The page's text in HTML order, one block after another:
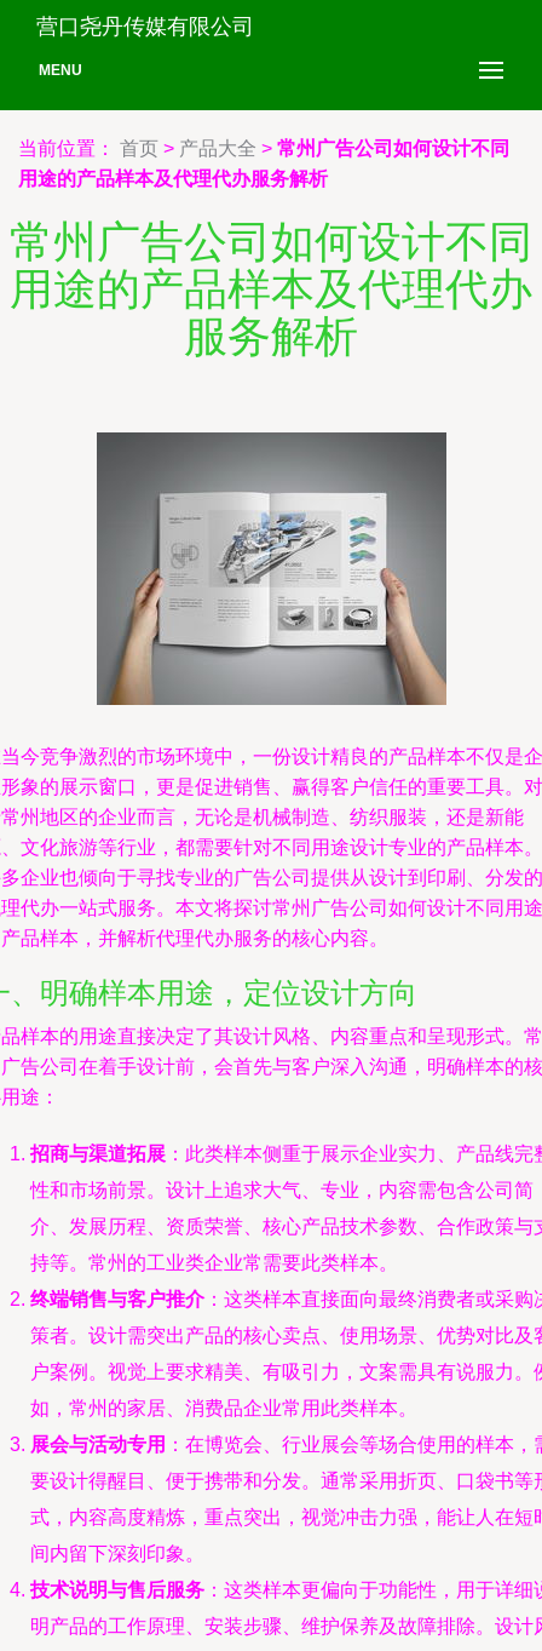
营口尧丹传媒有限公司
MENU
当前位置： 首页 > 产品大全 > 常州广告公司如何设计不同
用途的产品样本及代理代办服务解析
常州广告公司如何设计不同
用途的产品样本及代理代办
服务解析
今竞争激烈的市场环境中，一份设计精良的产品样本不仅是企
象的展示窗口，更是促进销售、赢得客户信任的重要工具。对
州地区的企业而言，无论是机械制造、纺织服装，还是新能
文化旅游等行业，都需要针对不同用途设计专业的产品样本。
企业也倾向于寻找专业的广告公司提供从设计到印刷、分发的
代办一站式服务。本文将探讨常州广告公司如何设计不同用途
品样本，并解析代理代办服务的核心内容。
、明确样本用途，定位设计方向
样本的用途直接决定了其设计风格、内容重点和呈现形式。常
告公司在着手设计前，会首先与客户深入沟通，明确样本的核
途：
招商与渠道拓展 ：此类样本侧重于展示企业实力、产品线完
性和市场前景。设计上追求大气、专业，内容需包含公司简
介、发展历程、资质荣誉、核心产品技术参数、合作政策与
持等。常州的工业类企业常需要此类样本。
终端销售与客户推介：这类样本直接面向最终消费者或采购
策者。设计需突出产品的核心卖点、使用场景、优势对比及
户案例。视觉上要求精美、有吸引力，文案需具有说服力。
如，常州的家居、消费品企业常用此类样本。
展会与活动专用 ：在博览会、行业展会等场合使用的样本，
要设计得醒目、便于携带和分发。通常采用折页、口袋书等
式，内容高度精炼，重点突出，视觉冲击力强，能让人在短
间内留下深刻印象。
技术说明与售后服务 ：这类样本更偏向于功能性，用于详细
明产品的工作原理、安装步骤、维护保养及故障排除。设计